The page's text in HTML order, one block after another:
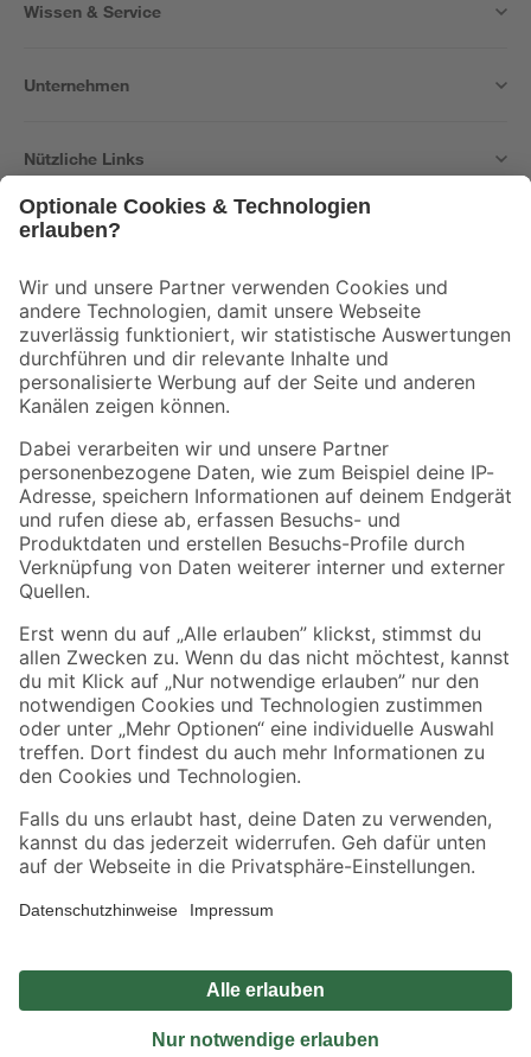
Wissen & Service
Unternehmen
Nützliche Links
Der toom Newsletter: Keine Angebote und Aktionen mehr verpassen!
Zur Newsletter Anmeldung
Folge uns
Zahlungsarten Versandarten
Sicher einkaufen
Jetzt die toom-App herunterladen
Alle Preisangaben in EUR inkl. gesetzl. MwSt.. Die dargestellten Angebote sind unter
Umständen nicht in allen Märkten verfügbar. Die angegebenen Verfügbarkeiten beziehen
Produkte nur solange der Vorrat reicht.
*Paketversand ab 59 € versandkostenfrei, gilt nicht für Artikel mit Speditionsversand, hier
Privatsphäre Impressum
Nutzungsbedingungen
Widerrufsrecht
Vertrag widerrufen